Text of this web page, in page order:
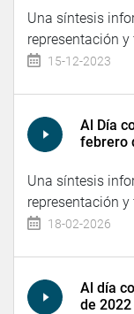
Una síntesis
representación
15-12-2023
Al Día
febrero
Una síntesis
representación
18-02-2026
Al día
de 2022